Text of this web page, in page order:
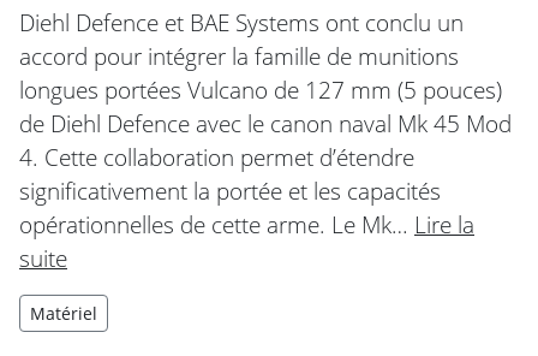
Diehl Defence et BAE Systems ont conclu un
accord pour intégrer la famille de munitions
longues portées Vulcano de 127 mm (5 pouces)
de Diehl Defence avec le canon naval Mk 45 Mod
4. Cette collaboration permet d’étendre
significativement la portée et les capacités
opérationnelles de cette arme. Le Mk… Lire la
suite
Matériel